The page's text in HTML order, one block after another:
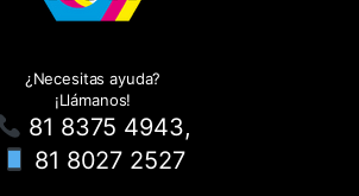
¿Necesitas ayuda?
¡Llámanos!
81 8375 4943,
81 8027 2527